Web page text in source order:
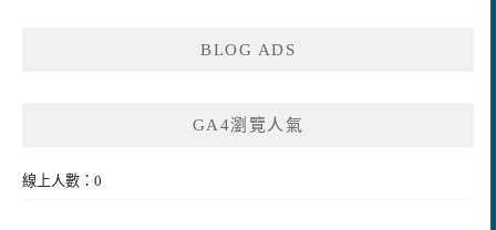
BLOG ADS
GA4瀏覽人氣
線上人數：0